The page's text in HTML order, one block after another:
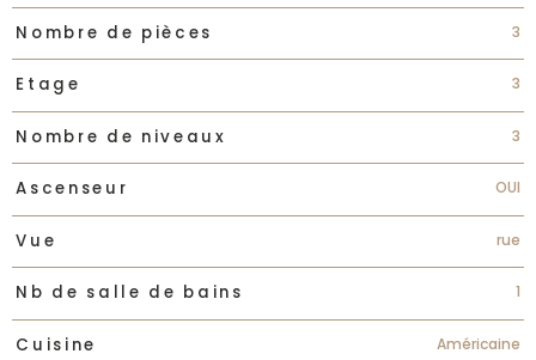
Nombre de pièces 3
Etage 3
Nombre de niveaux 3
Ascenseur OUI
Vue rue
Nb de salle de bains 1
Cuisine Américaine